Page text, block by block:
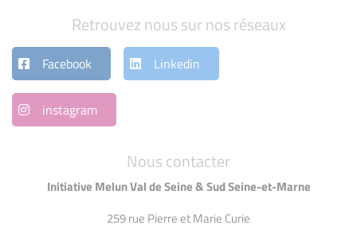
Nous contacter
Initiative Melun Val de Seine & Sud Seine-et-Marne
259 rue Pierre et Marie Curie
Retrouvez nous sur nos réseaux
Facebook Linkedin
instagram